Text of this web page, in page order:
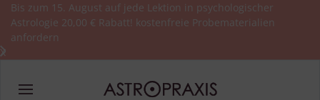
Bis zum 15. August auf jede Lektion in psychologischer
Astrologie 20,00 € Rabatt! kostenfreie Probematerialien
anfordern
X